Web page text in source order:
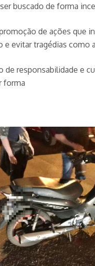
buscado de forma
de ações que
evitar tragédias como
de responsabilidade e
forma